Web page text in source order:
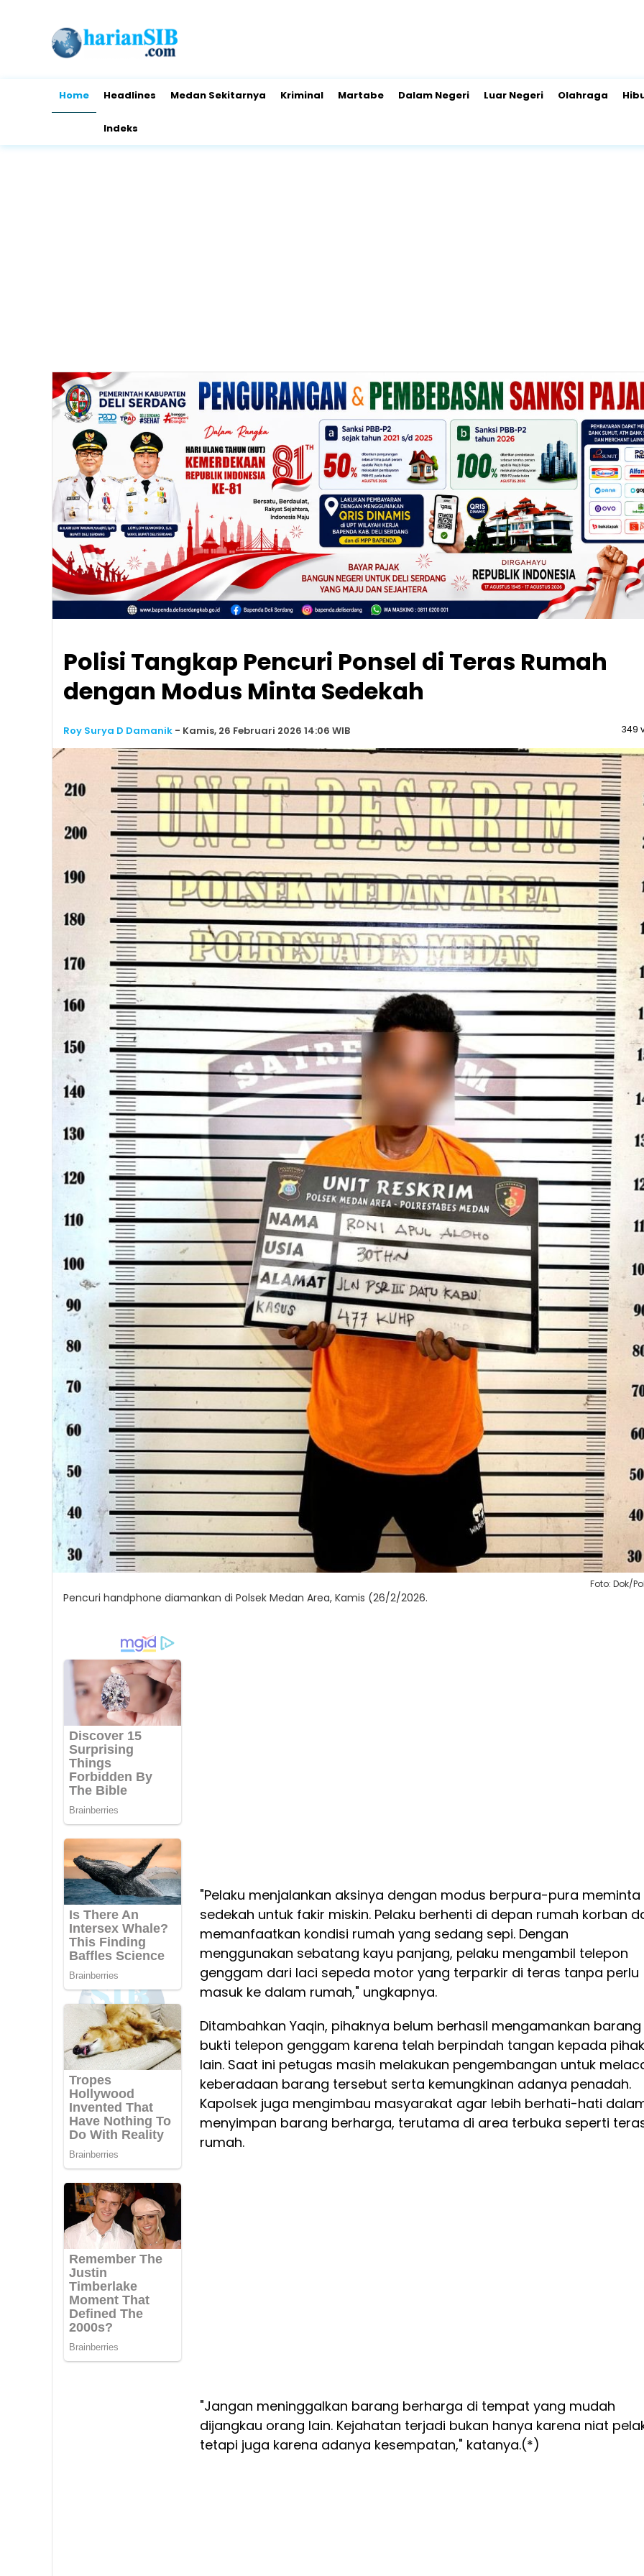
Home Headlines Medan Sekitarnya Kriminal Martabe Dalam Negeri Luar Negeri Olahraga
Indeks
Polisi Tangkap Pencuri Ponsel di Teras Rumah
dengan Modus Minta Sedekah
Roy Surya D Damanik - Kamis, 26 Februari 2026 14:06 WIB 349
Foto: Dok/
Pencuri handphone diamankan di Polsek Medan Area, Kamis (26/2/2026.
"Pelaku menjalankan aksinya dengan modus berpura-pura meminta
sedekah untuk fakir miskin. Pelaku berhenti di depan rumah korban
memanfaatkan kondisi rumah yang sedang sepi. Dengan
menggunakan sebatang kayu panjang, pelaku mengambil telepon
genggam dari laci sepeda motor yang terparkir di teras tanpa perlu
masuk ke dalam rumah," ungkapnya.
Ditambahkan Yaqin, pihaknya belum berhasil mengamankan barang
bukti telepon genggam karena telah berpindah tangan kepada pihak
lain. Saat ini petugas masih melakukan pengembangan untuk
keberadaan barang tersebut serta kemungkinan adanya penadah.
Kapolsek juga mengimbau masyarakat agar lebih berhati-hati
menyimpan barang berharga, terutama di area terbuka seperti
rumah.
"Jangan meninggalkan barang berharga di tempat yang mudah
dijangkau orang lain. Kejahatan terjadi bukan hanya karena niat
tetapi juga karena adanya kesempatan," katanya.(*)